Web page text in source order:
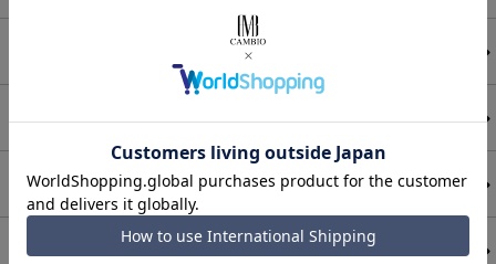
ANGENEHM
アンゲネーム
ATTACHMENT